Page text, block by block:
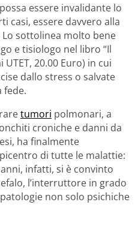
essere invalidante lo
casi, essere davvero alla
sottolinea molto bene
e tisiologo nel libro “Il
20.00 Euro) in cui
dallo stress o salvate
fede.
tumori polmonari, a
croniche e danni da
ha finalmente
di tutte le malattie:
infatti, si è convinto
l’interruttore in grado
non solo psichiche